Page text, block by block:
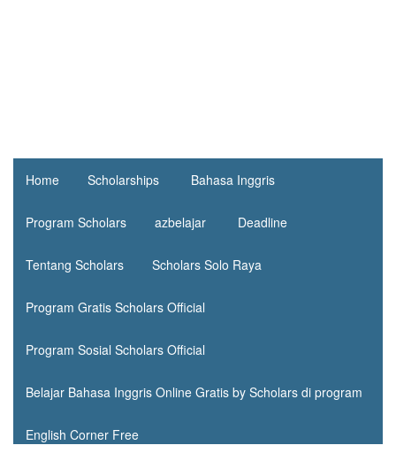
Home Scholarships Bahasa Inggris
Program Scholars azbelajar Deadline
Tentang Scholars Scholars Solo Raya
Program Gratis Scholars Official
Program Sosial Scholars Official
Belajar Bahasa Inggris Online Gratis by Scholars di program
English Corner Free